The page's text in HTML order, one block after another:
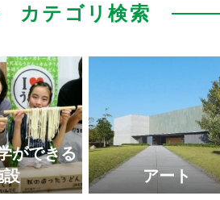
カテゴリ検索
ができる
設
アート